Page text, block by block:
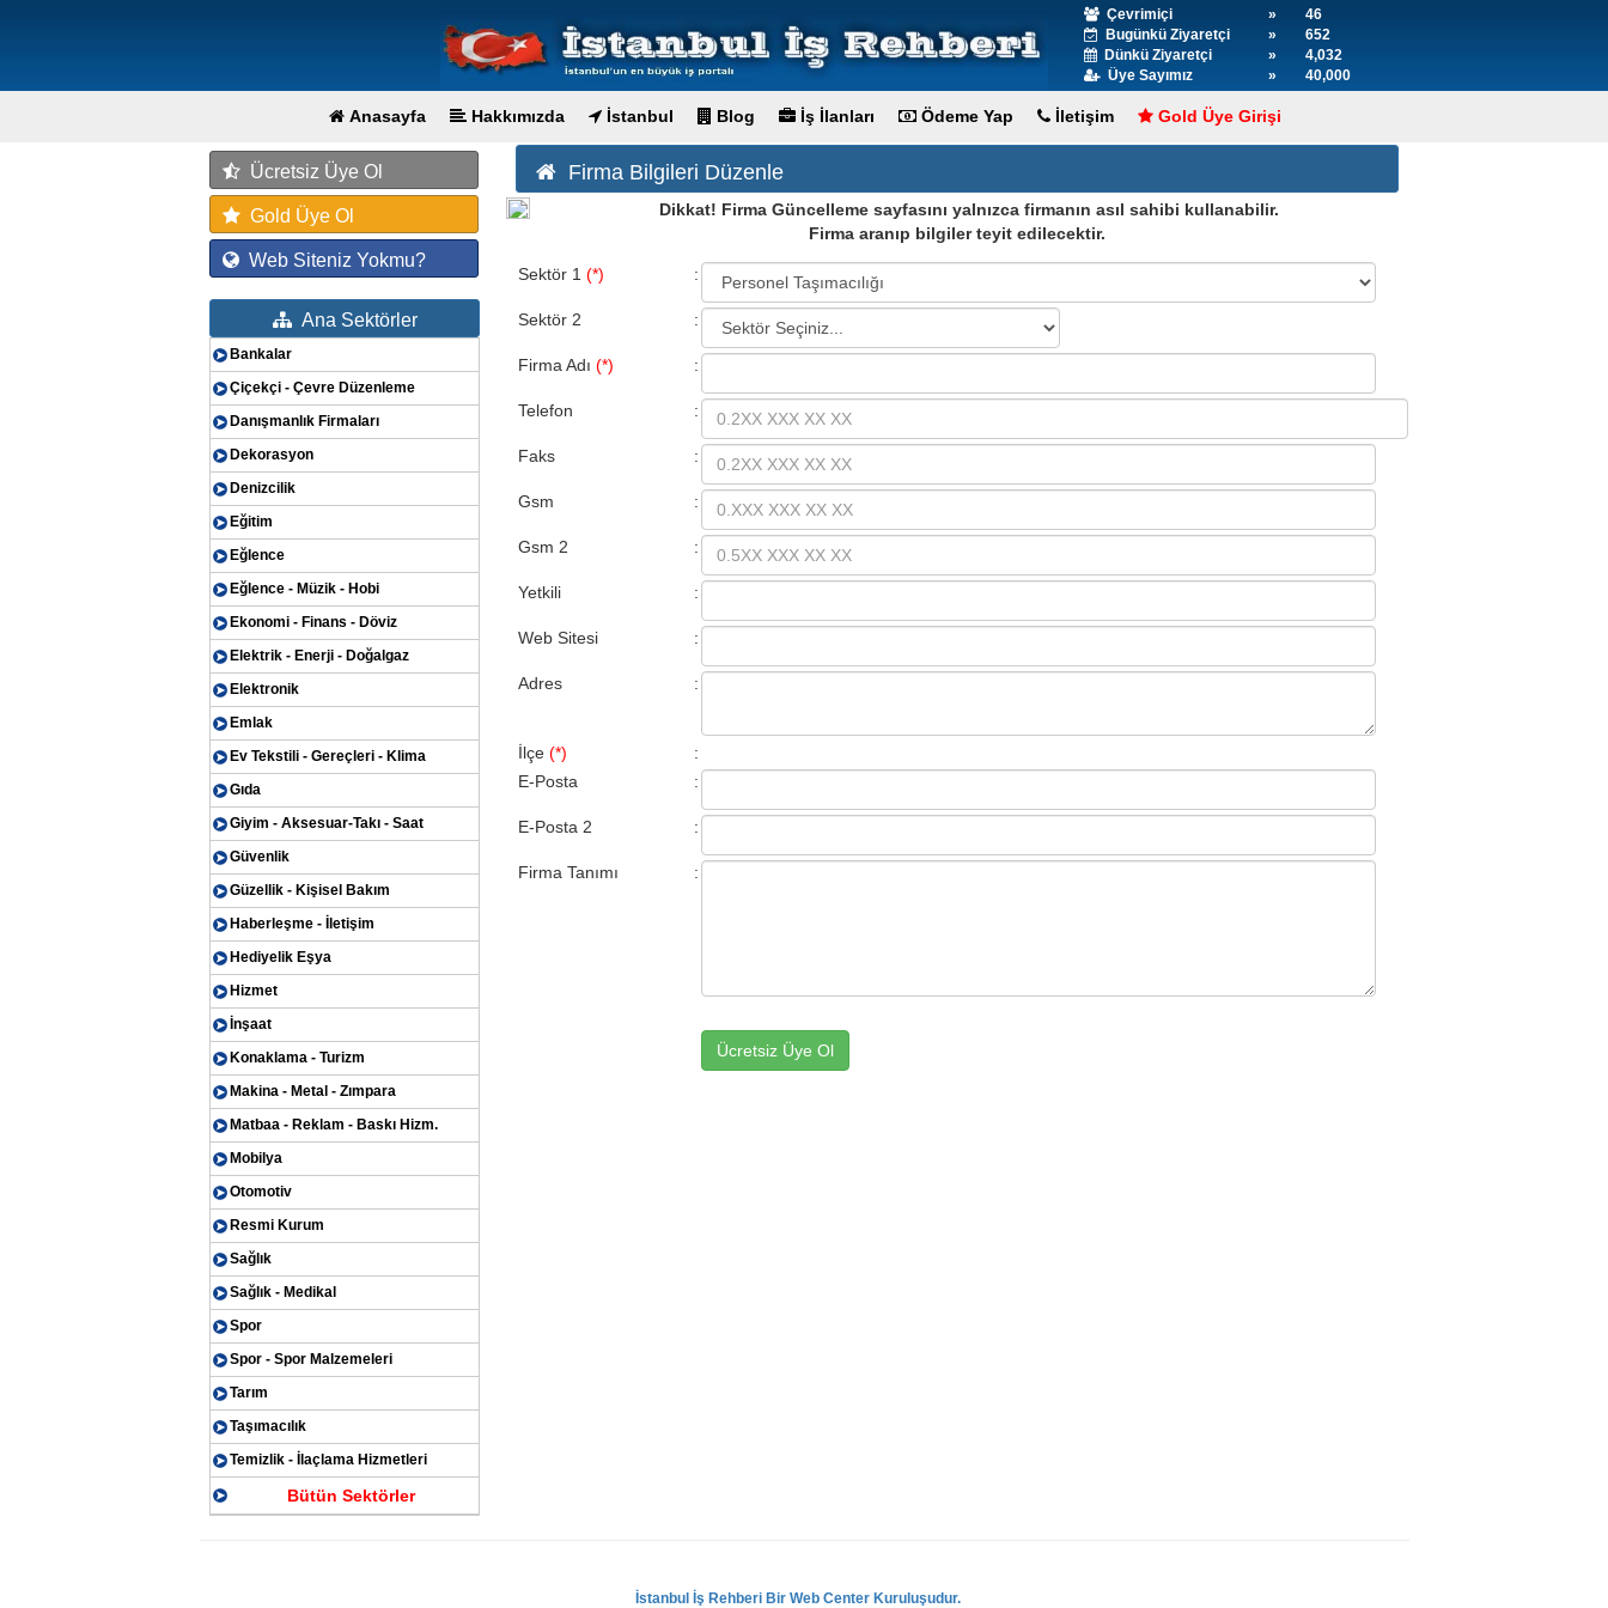
Çevrimiçi »
46
Bugünkü Ziyaretçi
»
652
Dünkü Ziyaretçi
»
4,032
Üye Sayımız
» 40,000
Anasayfa Hakkımızda İstanbul Blog İş İlanları Ödeme Yap İletişim Gold Üye Girişi
Ücretsiz Üye Ol
Gold Üye Ol
Web Siteniz Yokmu?
Ana Sektörler
Bankalar
Çiçekçi - Çevre Düzenleme
Danışmanlık Firmaları
Dekorasyon
Denizcilik
Eğitim
Eğlence
Eğlence - Müzik - Hobi
Ekonomi - Finans - Döviz
Elektrik - Enerji - Doğalgaz
Elektronik
Emlak
Ev Tekstili - Gereçleri - Klima
Gıda
Giyim - Aksesuar-Takı - Saat
Güvenlik
Güzellik - Kişisel Bakım
Haberleşme - İletişim
Hediyelik Eşya
Hizmet
İnşaat
Konaklama - Turizm
Makina - Metal - Zımpara
Matbaa - Reklam - Baskı Hizm.
Mobilya
Otomotiv
Resmi Kurum
Sağlık
Sağlık - Medikal
Spor
Spor - Spor Malzemeleri
Tarım
Taşımacılık
Temizlik - İlaçlama Hizmetleri
Bütün Sektörler
Firma Bilgileri Düzenle
Dikkat! Firma Güncelleme sayfasını yalnızca firmanın asıl sahibi kullanabilir.
Firma aranıp bilgiler teyit edilecektir.
Sektör 1 (*) :
Sektör 2 :
Firma Adı (*) :
Telefon :
Faks :
Gsm :
Gsm 2 :
Yetkili :
Web Sitesi :
Adres :
İlçe (*)
:
E-Posta
:
E-Posta 2 :
Firma Tanımı :
İstanbul İş Rehberi Bir Web Center Kuruluşudur.